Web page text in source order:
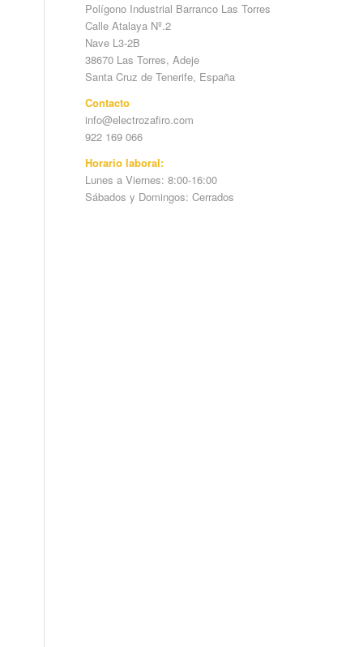
Polígono Industrial Barranco Las Torres
Calle Atalaya Nº.2
Nave L3-2B
38670 Las Torres, Adeje
Santa Cruz de Tenerife, España
Contacto
info@electrozafiro.com
922 169 066
Horario laboral:
Lunes a Viernes: 8:00-16:00
Sábados y Domingos: Cerrados